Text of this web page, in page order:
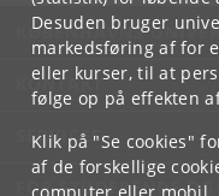
Desuden bruger
markedsføring af for
eller kurser, til at
følge op på effekten
Klik på "Se cookies"
af de forskellige
KØBENHAVNS
KONTAKT
SERVICES
FOR STUDERENDE